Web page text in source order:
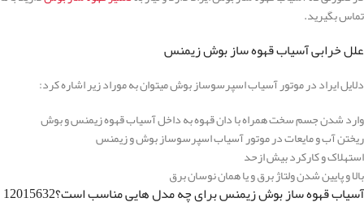
تماس بگیرید.
علل خرابی آسیاب قهوه ساز بوش زیمنس
دلایل ایراد در موتور آسیاب اسپرسوساز بوش میتوان به موراد زیر اشاره کرد:
وارد شدن جسم سخت همراه با دان قهوه به داخل آسیاب قهوه زیمنس و بوش
ریختن آب و مایعات در موتور آسیاب اسپرسوساز بوش و زیمنس
استهلاک و کارکرد بیش ازحد
بالا و پایین شدن ولتاژ برق و یا همان نوسان برق
آسیاب قهوه ساز بوش زیمنس برای چه مدل هایی مناسب است؟12015632